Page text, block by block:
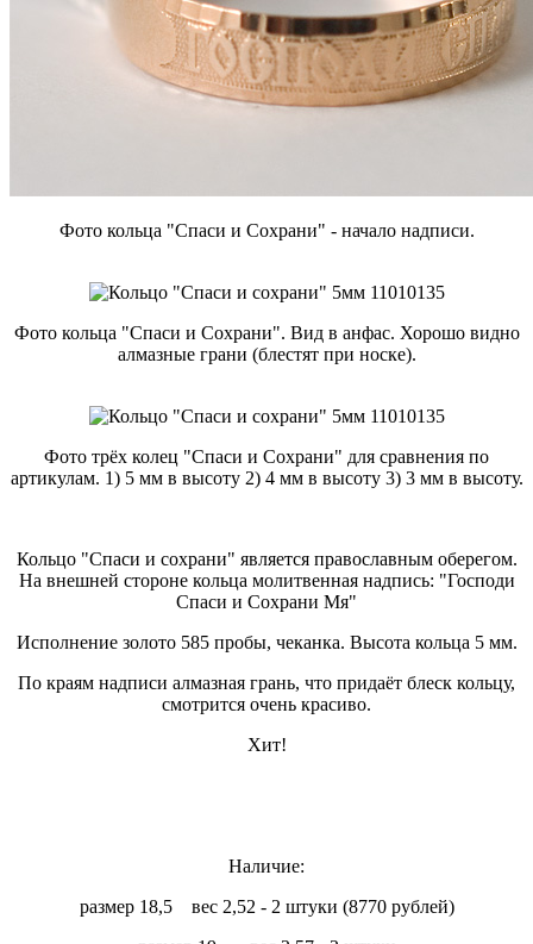
Фото кольца "Спаси и Сохрани" - начало надписи.
Фото кольца "Спаси и Сохрани". Вид в анфас. Хорошо видно
алмазные грани (блестят при носке).
Фото трёх колец "Спаси и Сохрани" для сравнения по
артикулам. 1) 5 мм в высоту 2) 4 мм в высоту 3) 3 мм в высоту.
Кольцо "Спаси и сохрани" является православным оберегом.
На внешней стороне кольца молитвенная надпись: "Господи
Спаси и Сохрани Мя"
Исполнение золото 585 пробы, чеканка. Высота кольца 5 мм.
По краям надписи алмазная грань, что придаёт блеск кольцу,
смотрится очень красиво.
Хит!
Наличие:
размер 18,5 вес 2,52 - 2 штуки (8770 рублей)